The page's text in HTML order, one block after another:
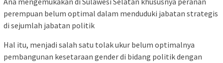
perempuan belum optimal dalam menduduki jabatan strategis
di sejumlah jabatan politik
Hal itu, menjadi salah satu tolak ukur belum optimalnya
pembangunan kesetaraan gender di bidang politik dengan